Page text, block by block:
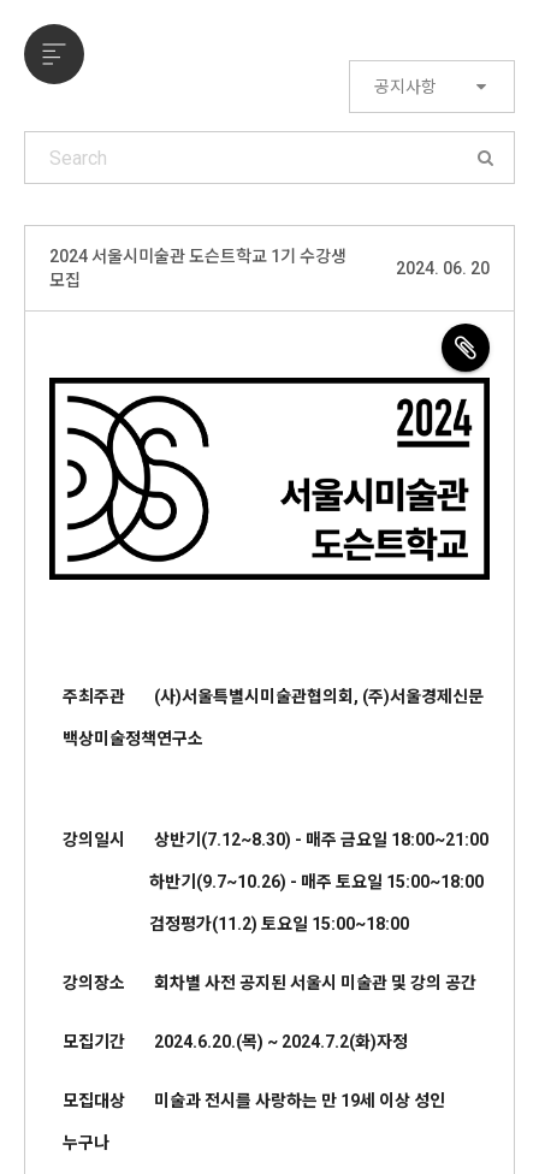
공지사항
2024 서울시미술관 도슨트학교 1기 수강생
모집
2024. 06. 20
주최주관 (사)서울특별시미술관협의회, (주)서울경제신문
백상미술정책연구소
강의일시 상반기(7.12~8.30) - 매주 금요일 18:00~21:00
하반기(9.7~10.26) - 매주 토요일 15:00~18:00
검정평가(11.2) 토요일 15:00~18:00
강의장소 회차별 사전 공지된 서울시 미술관 및 강의 공간
모집기간 2024.6.20.(목) ~ 2024.7.2(화)자정
모집대상 미술과 전시를 사랑하는 만 19세 이상 성인
누구나